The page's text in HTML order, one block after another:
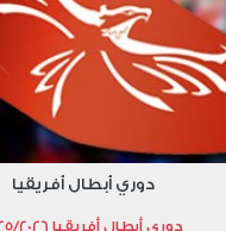
دوري أبطال أفريقيا
دوري أبطال أفريقيا 2025/2026